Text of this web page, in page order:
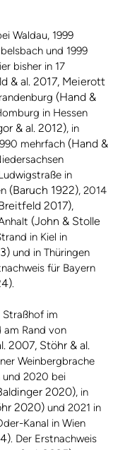
Waldau, 1999
und 1999
bisher in 17
& al. 2017, Meierott
(Hand &
in Hessen
& al. 2012), in
mehrfach (Hand &
in
(Baruch 1922), 2014
2017),
(John & Stolle
in Kiel in
und in Thüringen
für Bayern
Straßhof im
am Rand von
2007, Stöhr & al.
Weinbergbrache
und 2020 bei
2020), in
2020) und 2021 in
Kanal in Wien
. Der Erstnachweis